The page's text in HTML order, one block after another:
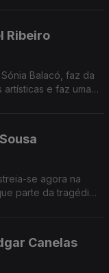
Ribeiro
Balacó, faz da
e faz uma
se agora na
parte da tragédia
Canelas